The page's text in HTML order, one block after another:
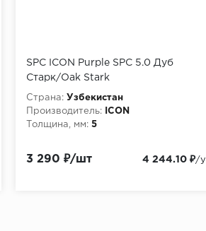
SPC ICON Purple SPC 5.0 Дуб
Старк/Oak Stark
Страна: Узбекистан
Производитель:
ICON
Толщина, мм: 5
3 290 ₽/шт 4 244.10 ₽/